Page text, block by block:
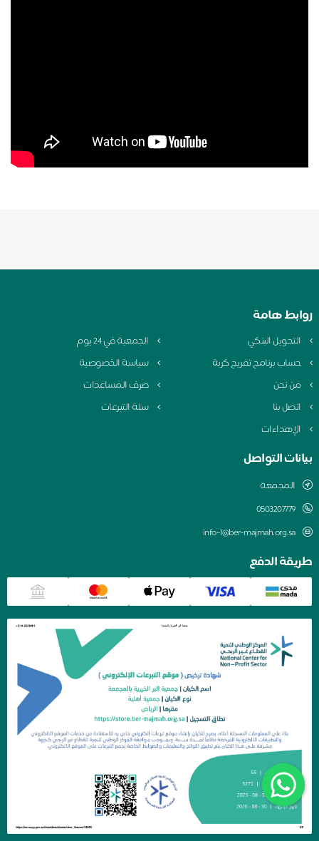
روابط هامة
التحويل البنكي
الجمعية في 24 يوم
حساب برنامج تفريج كربة
سياسة الخصوصية
من نحن
صرف المساعدات
اتصل بنا
سلة التبرعات
الإهداءات
بيانات التواصل
المجمعة
0503207779
info-1@ber-majmah.org.sa
طريقة الدفع